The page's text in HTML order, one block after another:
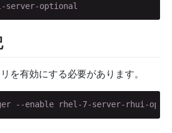
server-optional
を有効にする必要があります。
--enable rhel-7-server-rhui-